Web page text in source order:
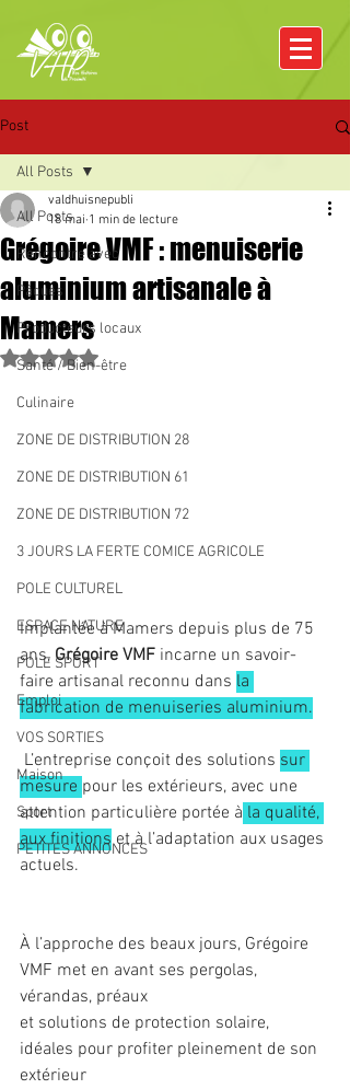
Post
All Posts
Rencontre avec
Pâques
Producteurs locaux
Santé / Bien-être
Culinaire
ZONE DE DISTRIBUTION 28
ZONE DE DISTRIBUTION 61
ZONE DE DISTRIBUTION 72
3 JOURS LA FERTE COMICE AGRICOLE
POLE CULTUREL
ESPACE NATURE
POLE SPORT
Emploi
VOS SORTIES
Maison
Sport
PETITES ANNONCES
All Posts
Grégoire VMF : menuiserie
aluminium artisanale à
Mamers
valdhuisnepubli
18 mai 1 min de lecture
Noté NaN étoiles sur 5.
Implantée à Mamers depuis plus de 75
ans, Grégoire VMF incarne un savoir-
faire artisanal reconnu dans la
fabrication de menuiseries aluminium.
L’entreprise conçoit des solutions sur
mesure pour les extérieurs, avec une
attention particulière portée à la qualité,
aux finitions et à l’adaptation aux usages
actuels.
À l’approche des beaux jours, Grégoire
VMF met en avant ses pergolas,
vérandas, préaux
et solutions de protection solaire,
idéales pour profiter pleinement de son
extérieur